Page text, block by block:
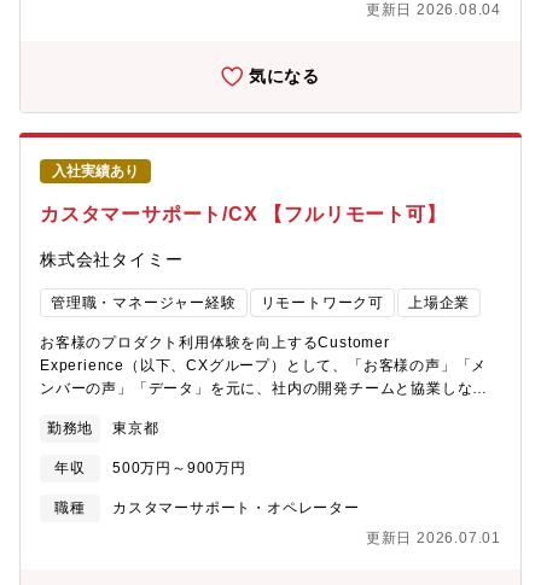
『土木積算ソフト』です。業界トップクラスシェア製品の落ち合
プクラスのシェアを誇る、積算ソフトの代名詞。・Saviour（セー
バー）シリーズ： 現場の「安全」と「命」を守る、安全衛生管理
システム。単なるツールではなく、お客様の「次の仕事（工事）
を取れるかどうか」が決まる、まさに経営の生命線。「落札でき
た！」「残業が減った！」と直接喜ばれるやりがいは格別です。
業界標準の圧倒的シェアがあるから、お客様からの信頼も抜群。
自信を持って向き合える、自社製品”を支える誇りをぜひ感じてく
ださい。【学ぶことが最初の仕事です】「積算」は奥が深い世
界。一人前になるまでに1~3年という時間がかかります。時間をか
けて学んだ分、価値のある「一生モノの技能」になります。最初
は覚えることも多いですが、失敗を恐れず新しい知識を吸収する
ことを楽しめる方なら、必ずプロへと成長できます！
更新日 2026.08.04
気になる
入社実績あり
カスタマーサポート/CX 【フルリモート可】
株式会社タイミー
管理職・マネージャー経験 リモートワーク可 上場企業
お客様のプロダクト利用体験を向上するCustomer
Experience（以下、CXグループ）として、「お客様の声」「メ
ンバーの声」「データ」を元に、社内の開発チームと協業しなが
なっています。▼役割・開発チームと協業し、お客様の困りごと
の根本原因を解消し、顧客のプロダクト利用体験を向上する・CS
本部内関連チームと協業し、オペレーションの最適化を通して、
迅速で満足度の高いお問い合わせ体験を提供する・AIなどの最新
を起点にサービス利用体験に目を向け、根本原因の特定・改善策
勤務地 東京都
年収 500万円～900万円
職種
カスタマーサポート・オペレーター
更新日 2026.07.01